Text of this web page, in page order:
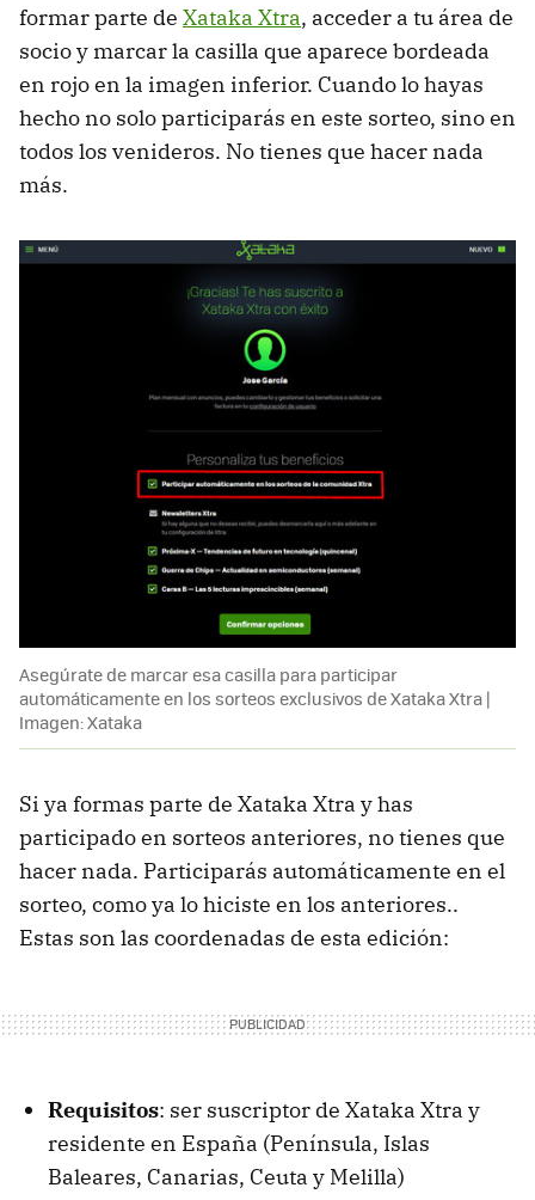
formar parte de Xataka Xtra, acceder a tu área de
socio y marcar la casilla que aparece bordeada
en rojo en la imagen inferior. Cuando lo hayas
hecho no solo participarás en este sorteo, sino en
todos los venideros. No tienes que hacer nada
más.
Asegúrate de marcar esa casilla para participar
automáticamente en los sorteos exclusivos de Xataka Xtra |
Imagen: Xataka
Si ya formas parte de Xataka Xtra y has
participado en sorteos anteriores, no tienes que
hacer nada. Participarás automáticamente en el
sorteo, como ya lo hiciste en los anteriores..
Estas son las coordenadas de esta edición:
Requisitos: ser suscriptor de Xataka Xtra y
residente en España (Península, Islas
Baleares, Canarias, Ceuta y Melilla)